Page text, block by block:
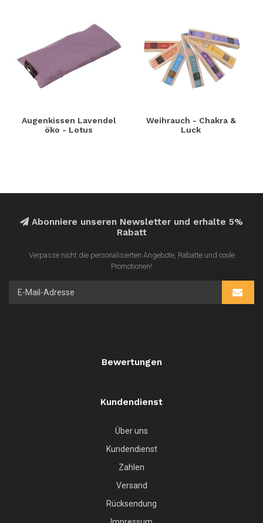
Augenkissen Lavendel
öko - Lotus
Weihrauch - Chakra &
Luck
Abonniere unseren Newsletter und erhalte 5%
Rabatt
Verpasse nicht die personalisierten Angebote, Rabatte und coole
Promotionen!
Bewertungen
Kundendienst
Über uns
Kundendienst
Zahlen
Versand
Rücksendung